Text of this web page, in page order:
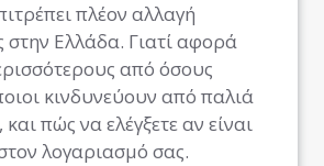
πλέον αλλαγή
στην Ελλάδα. Γιατί αφορά
από όσους
κινδυνεύουν από παλιά
πώς να ελέγξετε αν είναι
λογαριασμό σας.